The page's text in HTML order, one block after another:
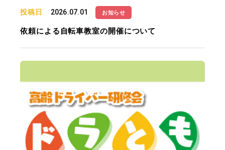
投稿日 2026.07.01 お知らせ
依頼による自転車教室の開催について